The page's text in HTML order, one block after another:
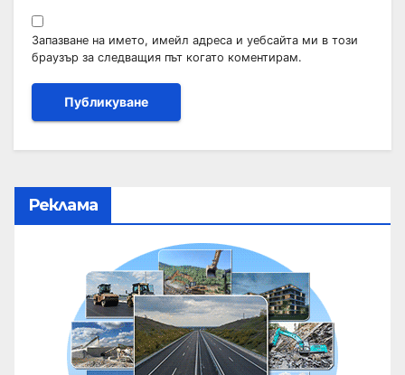
Запазване на името, имейл адреса и уебсайта ми в този
браузър за следващия път когато коментирам.
Реклама